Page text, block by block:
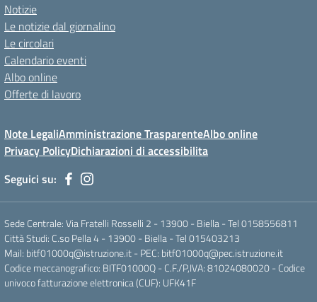
Notizie
Le notizie dal giornalino
Le circolari
Calendario eventi
Albo online
Offerte di lavoro
Note LegaliAmministrazione TrasparenteAlbo online
Privacy PolicyDichiarazioni di accessibilita
Seguici su:
Sede Centrale: Via Fratelli Rosselli 2 - 13900 - Biella - Tel 0158556811
Città Studi: C.so Pella 4 - 13900 - Biella - Tel 015403213
Mail: bitf01000q@istruzione.it- PEC: bitf01000q@pec.istruzione.it
Codice meccanografico: BITF01000Q - C.F./P,IVA: 81024080020 - Codice
univoco fatturazione elettronica (CUF): UFK41F